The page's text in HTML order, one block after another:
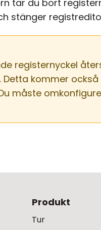
tar du bort
stänger
registernyckel
Detta kommer
måste
Produkt
Tur